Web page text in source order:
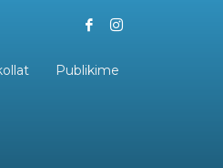
Publikime